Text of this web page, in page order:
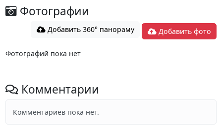
Фотографии
Добавить 360° панораму Добавить фото
Фотографий пока нет
Комментарии
Комментариев пока нет.